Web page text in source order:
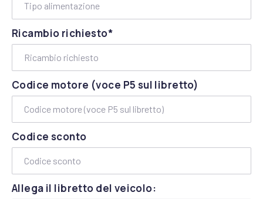
Ricambio richiesto*
Codice motore (voce P5 sul libretto)
Codice sconto
Allega il libretto del veicolo: